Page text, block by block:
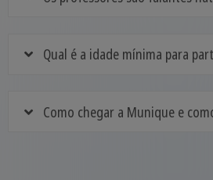
Qual é a idade mínima para
Como chegar a Munique e